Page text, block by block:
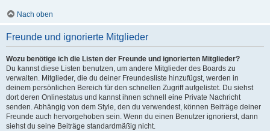
Nach oben
Freunde und ignorierte Mitglieder
Wozu benötige ich die Listen der Freunde und ignorierten Mitglieder?
Du kannst diese Listen benutzen, um andere Mitglieder des Boards zu
verwalten. Mitglieder, die du deiner Freundesliste hinzufügst, werden in
deinem persönlichen Bereich für den schnellen Zugriff aufgelistet. Du siehst
dort deren Onlinestatus und kannst ihnen schnell eine Private Nachricht
senden. Abhängig von dem Style, den du verwendest, können Beiträge deiner
Freunde auch hervorgehoben sein. Wenn du einen Benutzer ignorierst, dann
siehst du seine Beiträge standardmäßig nicht.